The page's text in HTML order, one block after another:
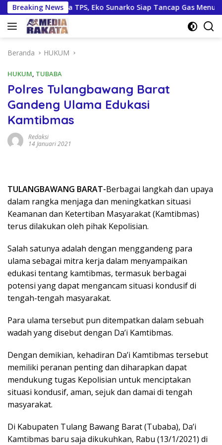
Langsung
ke
konten
Breaking News
hingga TPS, Eko Sunarko Siap Tancap Gas Menuju Pemilu
Beranda HUKUM
HUKUM, TUBABA
Polres Tulangbawang Barat
Gandeng Ulama Edukasi
Kamtibmas
Redaksi
14 Januari 2021
TULANGBAWANG BARAT-Berbagai langkah dan upaya
dalam rangka menjaga dan meningkatkan situasi
Keamanan dan Ketertiban Masyarakat (Kamtibmas)
terus dilakukan oleh pihak Kepolisian.
Salah satunya adalah dengan menggandeng para
ulama sebagai mitra kerja dalam menyampaikan
edukasi tentang kamtibmas, termasuk berbagai
potensi yang dapat mengancam situasi kondusif di
tengah-tengah masyarakat.
Para ulama tersebut pun ditempatkan dalam sebuah
wadah yang disebut dengan Da’i Kamtibmas.
Dengan demikian, kehadiran Da’i Kamtibmas tersebut
memiliki peranan penting dan diharapkan dapat
mendukung tugas Kepolisian untuk menciptakan
situasi kondusif, aman, sejuk dan damai di tengah
masyarakat.
Di Kabupaten Tulang Bawang Barat (Tubaba), Da’i
Kamtibmas baru saja dikukuhkan, Rabu (13/1/2021) di